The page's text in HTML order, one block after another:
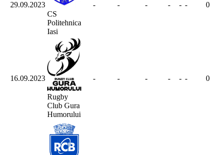
29.09.2023
CS
Politehnica
Iasi
- - - - - - 0
16.09.2023
Rugby
Club Gura
Humorului
- - - - - - 0